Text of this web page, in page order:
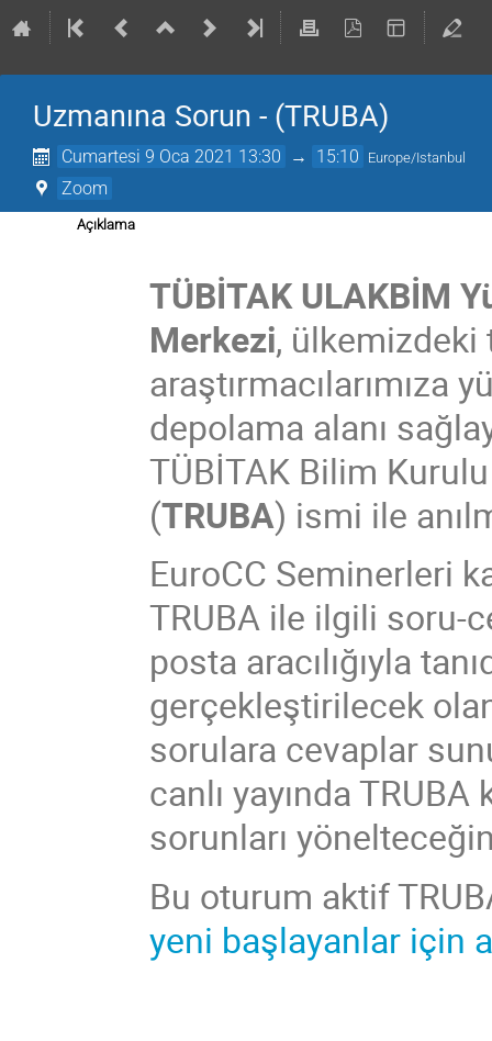
Uzmanına Sorun - (TRUBA)
Cumartesi 9 Oca 2021 13:30 → 15:10 Europe/Istanbul
Zoom
Açıklama
TÜBİTAK ULAKBİM
Merkezi, ülkemizdeki
araştırmacılarımıza
depolama alanı
TÜBİTAK Bilim
(TRUBA) ismi ile
EuroCC Seminerleri
TRUBA ile ilgili soru-
posta aracılığıyla
gerçekleştirilecek
sorulara cevaplar
canlı yayında TRUBA
sorunları
Bu oturum aktif
yeni başlayanlar için